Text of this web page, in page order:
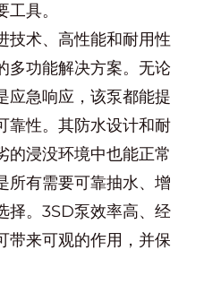
具。
技术、高性能和耐用性
多功能解决方案。无论
应急响应，该泵都能提
靠性。其防水设计和耐
的浸没环境中也能正常
所有需要可靠抽水、增
择。3SD泵效率高、经
带来可观的作用，并保